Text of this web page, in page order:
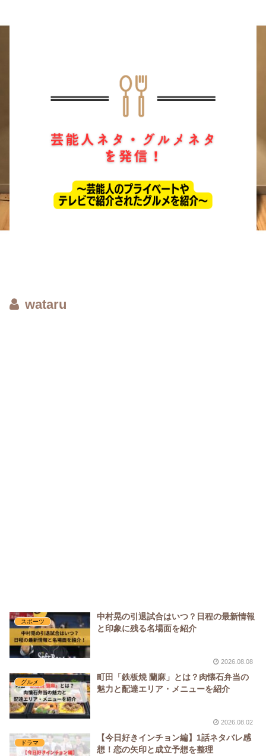
wataru
スポーツ
中村晃の引退試合はいつ？日程の最新情報
と印象に残る名場面を紹介
2026.08.08
グルメ
町田「鉄板焼 蘭麻」とは？肉懐石弁当の
魅力と配達エリア・メニューを紹介
2026.08.02
ドラマ
【今日好きインチョン編】1話ネタバレ感
想！恋の矢印と成立予想を整理